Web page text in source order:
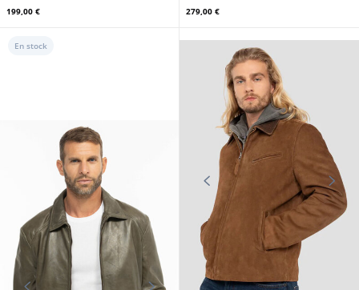
199,00 € 279,00 €
En stock